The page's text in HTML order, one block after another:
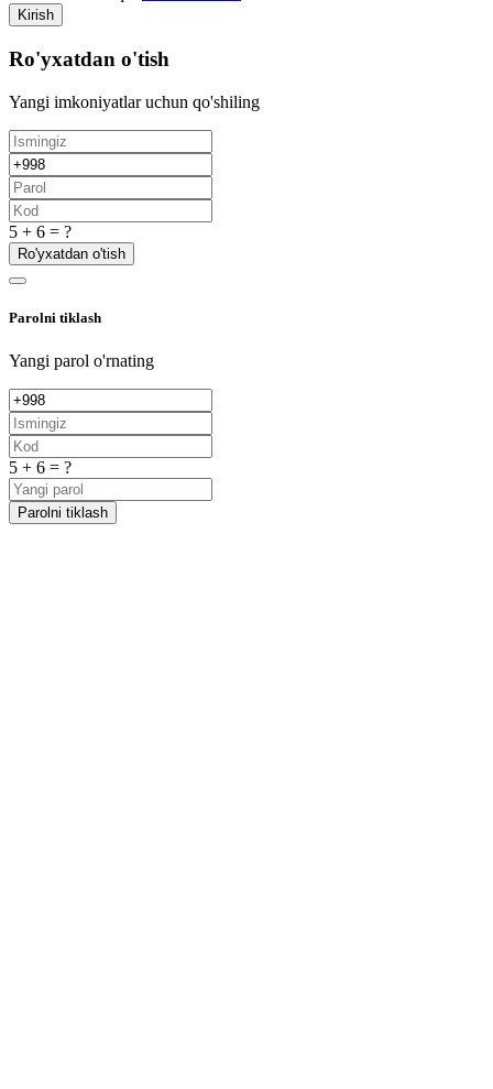
Kirish
Ro'yxatdan o'tish
Yangi imkoniyatlar uchun qo'shiling
5 + 6 = ?
Ro'yxatdan o'tish
Parolni tiklash
Yangi parol o'rnating
5 + 6 = ?
Parolni tiklash